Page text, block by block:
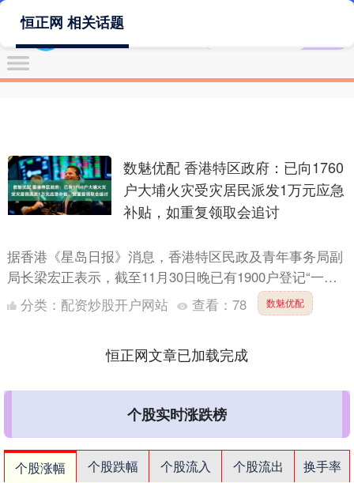
恒正网 相关话题
数魅优配 香港特区政府：已向1760
户大埔火灾受灾居民派发1万元应急
补贴，如重复领取会追讨
据香港《星岛日报》消息，香港特区民政及青年事务局副
局长梁宏正表示，截至11月30日晚已有1900户登记“一户
一社工”工作，已向1760户受灾居民派发1万元应急补....
分类： 配资炒股开户网站 查看： 78 数魅优配
恒正网文章已加载完成
个股实时涨跌榜
个股涨幅 个股跌幅 个股流入 个股流出
换手率